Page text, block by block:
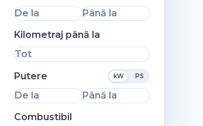
De la
Până la
Kilometraj până la
Tot
Putere
kW PS
De la
Până la
Combustibil